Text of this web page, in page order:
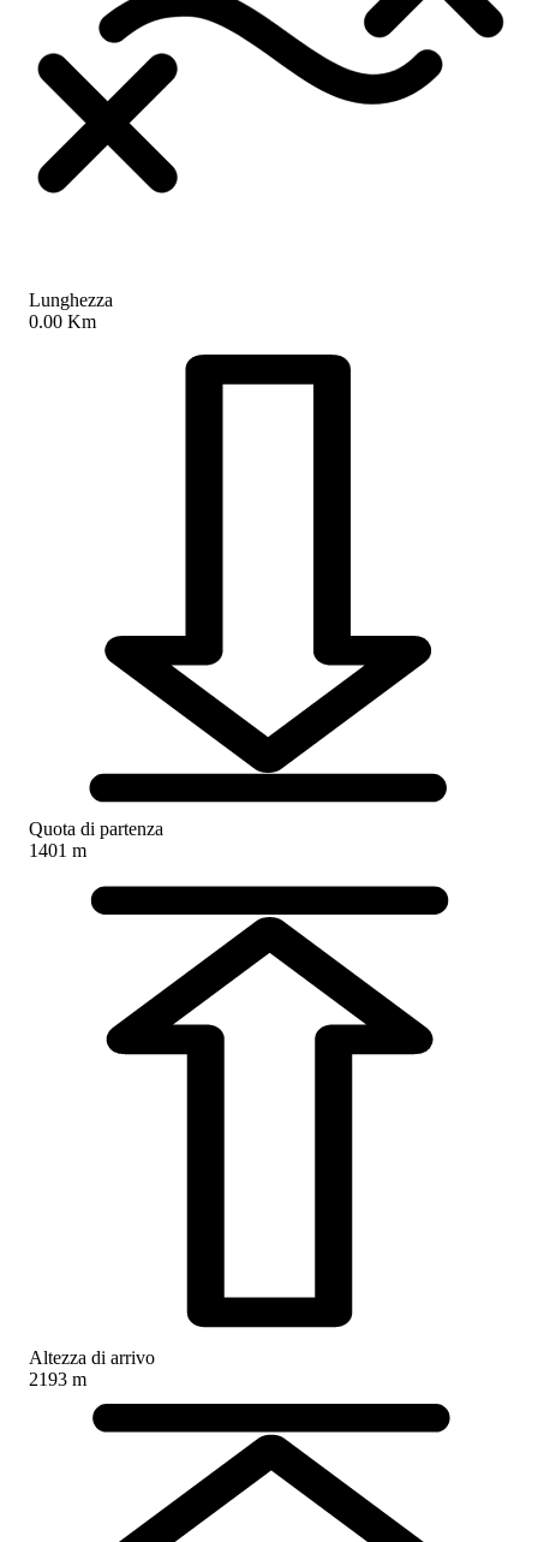
Lunghezza
0.00 Km
Quota di partenza
1401 m
Altezza di arrivo
2193 m